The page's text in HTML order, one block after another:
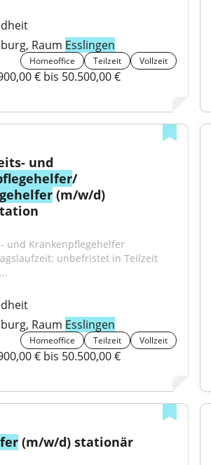
Raum Esslingen
Homeoffice Teilzeit Vollzeit
€ bis 50.500,00 €
und
/
(m/w/d)
und Krankenpflegehelfer
unbefristet in Teilzeit
Raum Esslingen
Homeoffice Teilzeit Vollzeit
€ bis 50.500,00 €
(m/w/d) stationär